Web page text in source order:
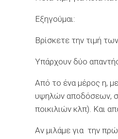
Εξηγούμαι:
Βρίσκετε την τιμή
Υπάρχουν δύο
Από το ένα μέρος η,
υψηλών αποδόσεων,
ποικιλιών κλπ). Και
Αν μιλάμε για την